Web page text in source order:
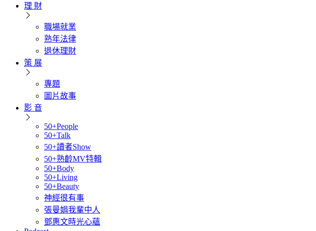
理 財
職場就業
熟年法律
退休理財
策 展
專題
圖片故事
影 音
50+People
50+Talk
50+讀者Show
50+熟齡MV特輯
50+Body
50+Living
50+Beauty
神經很有事
張曼娟我輩中人
鄧惠文時光心蘊